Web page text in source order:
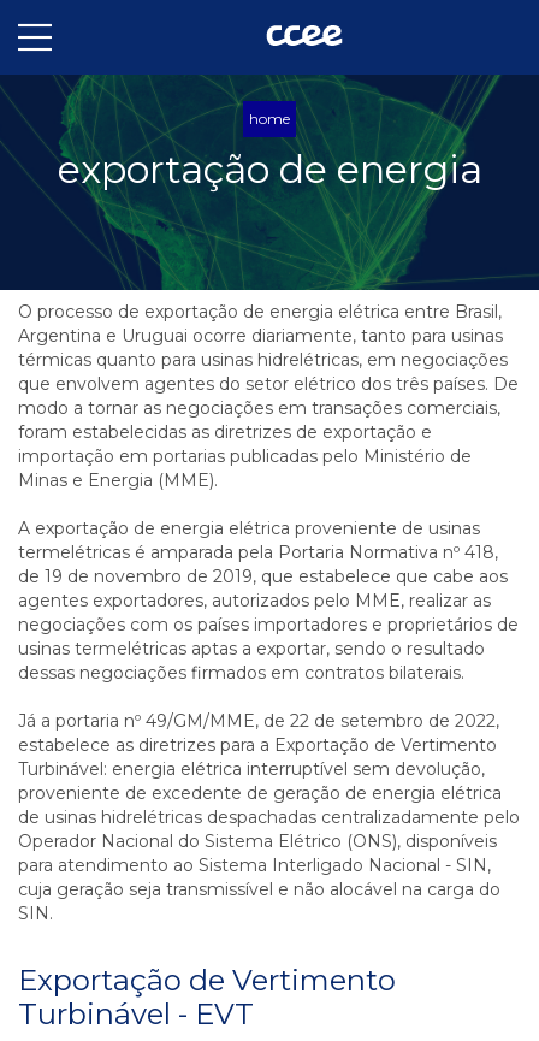
home
exportação de energia
O processo de exportação de energia elétrica entre Brasil,
Argentina e Uruguai ocorre diariamente, tanto para usinas
térmicas quanto para usinas hidrelétricas, em negociações
que envolvem agentes do setor elétrico dos três países. De
modo a tornar as negociações em transações comerciais,
foram estabelecidas as diretrizes de exportação e
importação em portarias publicadas pelo Ministério de
Minas e Energia (MME).
A exportação de energia elétrica proveniente de usinas
termelétricas é amparada pela Portaria Normativa nº 418,
de 19 de novembro de 2019, que estabelece que cabe aos
agentes exportadores, autorizados pelo MME, realizar as
negociações com os países importadores e proprietários de
usinas termelétricas aptas a exportar, sendo o resultado
dessas negociações firmados em contratos bilaterais.
Já a portaria nº 49/GM/MME, de 22 de setembro de 2022,
estabelece as diretrizes para a Exportação de Vertimento
Turbinável: energia elétrica interruptível sem devolução,
proveniente de excedente de geração de energia elétrica
de usinas hidrelétricas despachadas centralizadamente pelo
Operador Nacional do Sistema Elétrico (ONS), disponíveis
para atendimento ao Sistema Interligado Nacional - SIN,
cuja geração seja transmissível e não alocável na carga do
SIN.
Exportação de Vertimento
Turbinável - EVT